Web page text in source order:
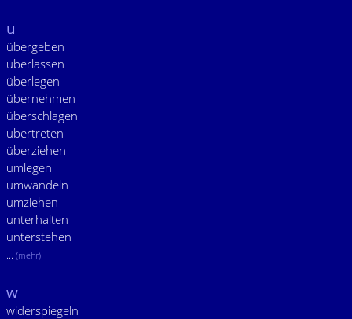
u
übergeben
überlassen
überlegen
übernehmen
überschlagen
übertreten
überziehen
umlegen
umwandeln
umziehen
unterhalten
unterstehen
... (mehr)
w
widerspiegeln